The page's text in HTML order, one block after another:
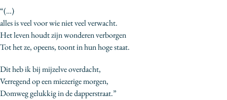
“(…)
alles is veel voor wie niet veel verwacht.
Het leven houdt zijn wonderen verborgen
Tot het ze, opeens, toont in hun hoge staat.
Dit heb ik bij mijzelve overdacht,
Verregend op een miezerige morgen,
Domweg gelukkig in de dapperstraat.”